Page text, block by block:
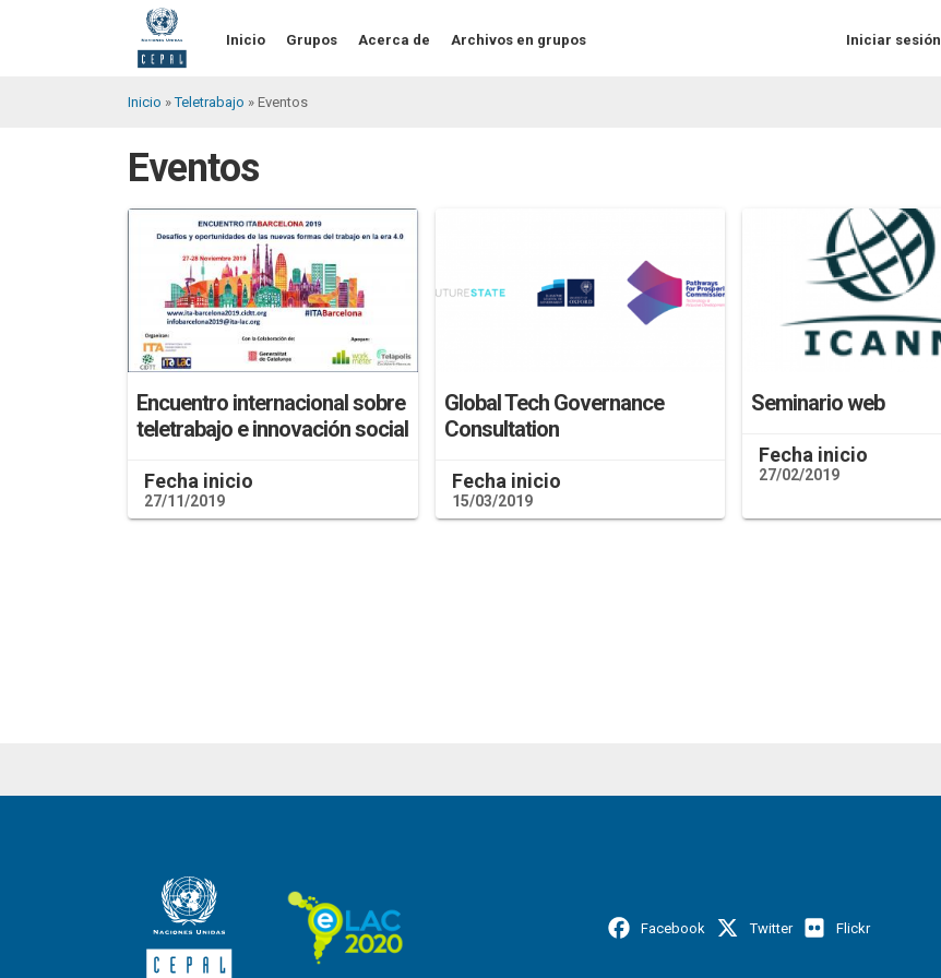
Inicio Grupos Acerca de Archivos en grupos Iniciar sesión
enlaces
de
ayuda
navegación
Inicio Teletrabajo Eventos
Eventos
Encuentro internacional sobre
teletrabajo e innovación social
Fecha inicio
27/11/2019
Global Tech Governance
Consultation
Fecha inicio
15/03/2019
Seminario web
Fecha inicio
27/02/2019
Facebook Twitter Flickr